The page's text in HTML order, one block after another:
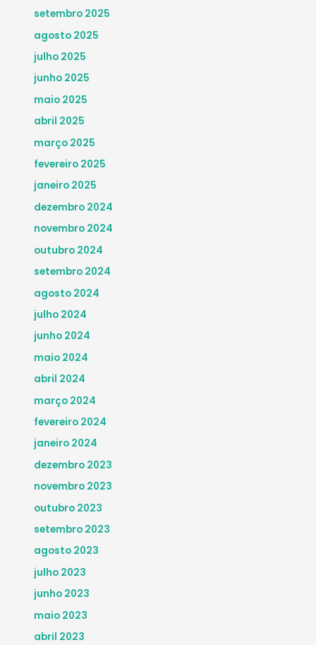
setembro 2025
agosto 2025
julho 2025
junho 2025
maio 2025
abril 2025
março 2025
fevereiro 2025
janeiro 2025
dezembro 2024
novembro 2024
outubro 2024
setembro 2024
agosto 2024
julho 2024
junho 2024
maio 2024
abril 2024
março 2024
fevereiro 2024
janeiro 2024
dezembro 2023
novembro 2023
outubro 2023
setembro 2023
agosto 2023
julho 2023
junho 2023
maio 2023
abril 2023